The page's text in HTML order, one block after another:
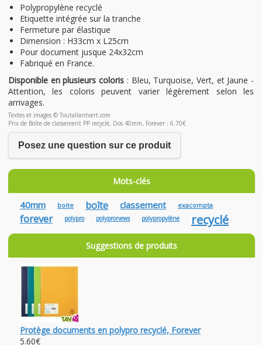
Polypropylène recyclé
Etiquette intégrée sur la tranche
Fermeture par élastique
Dimension : H33cm x L25cm
Pour document jusque 24x32cm
Fabriqué en France.
Disponible en plusieurs coloris : Bleu, Turquoise, Vert, et Jaune -
Attention, les coloris peuvent varier légèrement selon les
arrivages.
Textes et images © Toutallantvert.com
Prix de Boîte de classement PP recyclé, Dos 40mm, Forever : 6.70€
Posez une question sur ce produit
Mots-clés
40mm boite boîte classement exacompta
forever polypro polypronews polypropylène recyclé
Suggestions de produits
Protège documents en polypro recyclé, Forever
5.60€